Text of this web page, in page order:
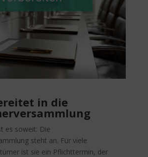
in die
es soweit: Die
steht an. Für viele
ist sie ein Pflichttermin, der